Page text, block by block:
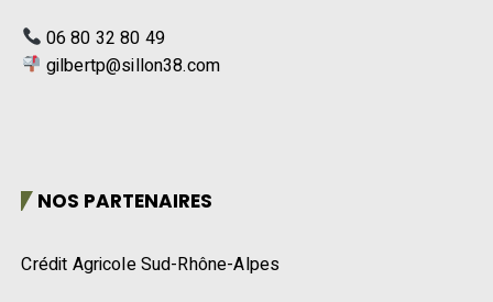
06 80 32 80 49
gilbertp@sillon38.com
NOS PARTENAIRES
Crédit Agricole Sud-Rhône-Alpes